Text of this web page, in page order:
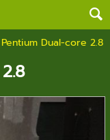
Dual-core 2.8